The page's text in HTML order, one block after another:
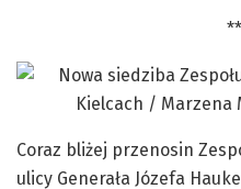
Coraz bliżej przenosin
ulicy Generała Józefa